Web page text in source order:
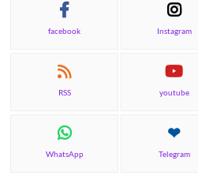
facebook Instagram
RSS youtube
WhatsApp Telegram